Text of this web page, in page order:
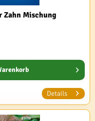
Zahn Mischung
Details